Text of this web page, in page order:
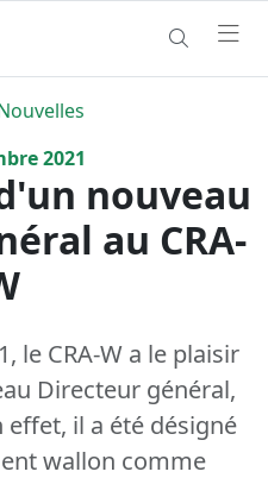
2021
nouveau
au CRA-
le CRA-W a le plaisir
Directeur général,
effet, il a été désigné
wallon comme